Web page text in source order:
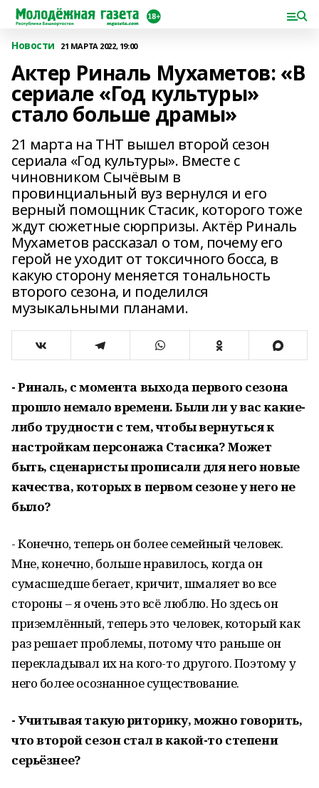
Новости 21 МАРТА 2022, 19:00
Актер Риналь Мухаметов: «В
сериале «Год культуры»
стало больше драмы»
21 марта на ТНТ вышел второй сезон
сериала «Год культуры». Вместе с
чиновником Сычёвым в
провинциальный вуз вернулся и его
верный помощник Стасик, которого тоже
ждут сюжетные сюрпризы. Актёр Риналь
Мухаметов рассказал о том, почему его
герой не уходит от токсичного босса, в
какую сторону меняется тональность
второго сезона, и поделился
музыкальными планами.
- Риналь, с момента выхода первого сезона
прошло немало времени. Были ли у вас какие-
либо трудности с тем, чтобы вернуться к
настройкам персонажа Стасика? Может
быть, сценаристы прописали для него новые
качества, которых в первом сезоне у него не
было?
- Конечно, теперь он более семейный человек.
Мне, конечно, больше нравилось, когда он
сумасшедше бегает, кричит, шмаляет во все
стороны – я очень это всё люблю. Но здесь он
приземлённый, теперь это человек, который как
раз решает проблемы, потому что раньше он
перекладывал их на кого-то другого. Поэтому у
него более осознанное существование.
- Учитывая такую риторику, можно говорить,
что второй сезон стал в какой-то степени
серьёзнее?